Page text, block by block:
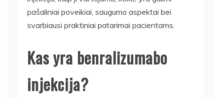
pašaliniai poveikiai, saugumo aspektai bei
svarbiausi praktiniai patarimai pacientams.
Kas yra benralizumabo
injekcija?